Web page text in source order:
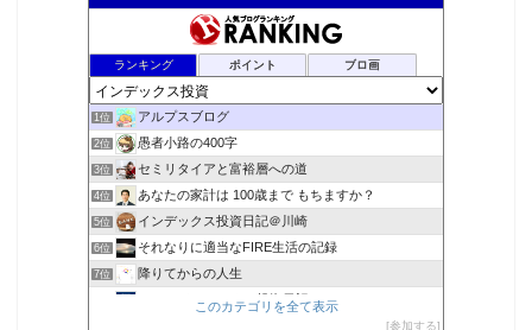
ランキング ポイント ブロ画
1位 アルプスブログ
2位 愚者小路の400字
3位 セミリタイアと富裕層への道
4位 あなたの家計は 100歳まで もちますか？
5位 インデックス投資日記＠川崎
6位 それなりに適当なFIRE生活の記録
7位 降りてからの人生
MBAのインデックス投資日記
2023年(46歳)FIRE！！！＠20XX年FIRE！！！
このカテゴリを全て表示
参加する